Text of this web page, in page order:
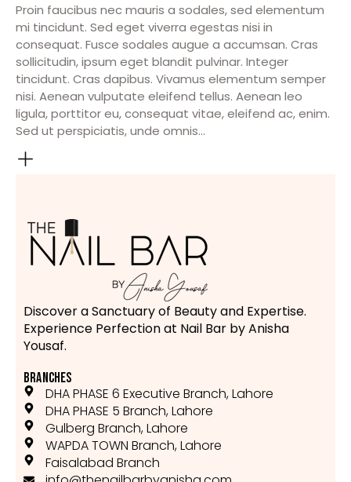
Proin faucibus nec mauris a sodales, sed elementum
mi tincidunt. Sed eget viverra egestas nisi in
consequat. Fusce sodales augue a accumsan. Cras
sollicitudin, ipsum eget blandit pulvinar. Integer
tincidunt. Cras dapibus. Vivamus elementum semper
nisi. Aenean vulputate eleifend tellus. Aenean leo
ligula, porttitor eu, consequat vitae, eleifend ac, enim.
Sed ut perspiciatis, unde omnis…
Discover a Sanctuary of Beauty and Expertise.
Experience Perfection at Nail Bar by Anisha
Yousaf.
BRANCHES
DHA PHASE 6 Executive Branch, Lahore
DHA PHASE 5 Branch, Lahore
Gulberg Branch, Lahore
WAPDA TOWN Branch, Lahore
Faisalabad Branch